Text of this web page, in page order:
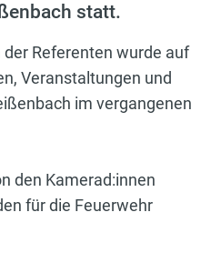
statt.
Referenten wurde auf
Veranstaltungen und
im vergangenen
den Kamerad:innen
für die Feuerwehr